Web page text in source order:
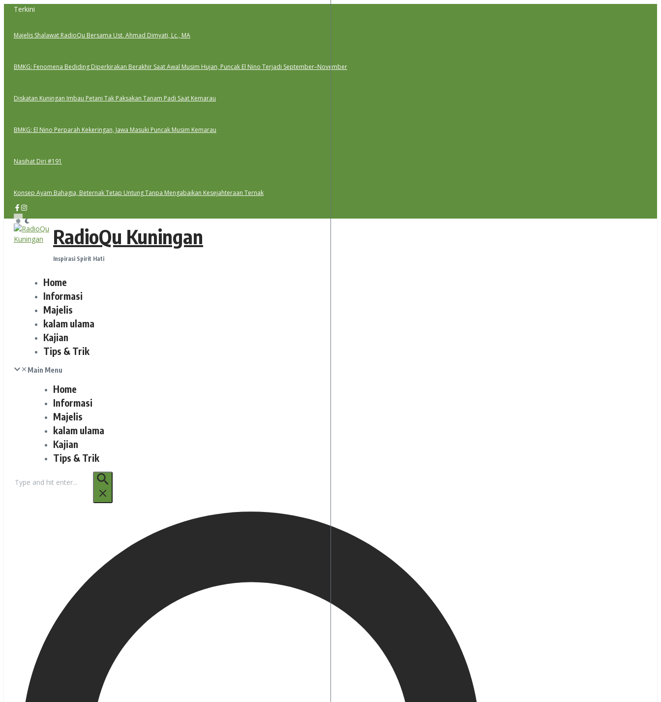
Lewati
Terkini
Majelis Shalawat RadioQu Bersama Ust. Ahmad Dimyati, Lc., MA
BMKG: Fenomena Bediding Diperkirakan Berakhir Saat Awal Musim Hujan, Puncak El Nino Terjadi September–November
Diskatan Kuningan Imbau Petani Tak Paksakan Tanam Padi Saat Kemarau
BMKG: El Nino Perparah Kekeringan, Jawa Masuki Puncak Musim Kemarau
Nasihat Diri #191
Konsep Ayam Bahagia, Beternak Tetap Untung Tanpa Mengabaikan Kesejahteraan Ternak
RadioQu Kuningan
Inspirasi Spirit Hati
Home
Informasi
Majelis
kalam ulama
Kajian
Tips & Trik
Main Menu
Home
Informasi
Majelis
kalam ulama
Kajian
Tips & Trik
untuk: